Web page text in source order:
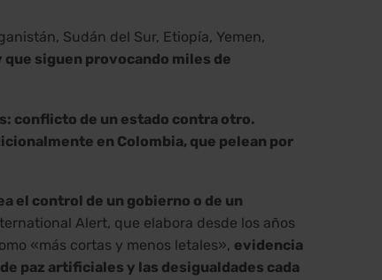
Sudán del Sur, Etiopía, Yemen,
que siguen provocando miles de
conflicto de un estado contra otro.
en Colombia, que pelean por
el control de un gobierno o de un
Alert, que elabora desde los años
«más cortas y menos letales», evidencia
paz artificiales y las desigualdades cada